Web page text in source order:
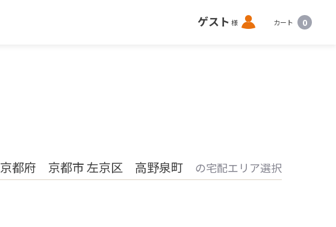
ゲスト 様 ロ
グ
カート 0
京都府 京都市 左京区 高野泉町 の宅配エリア選択